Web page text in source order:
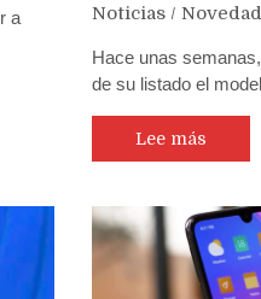
a
Noticias /
Hace unas
de su listado el
Lee más